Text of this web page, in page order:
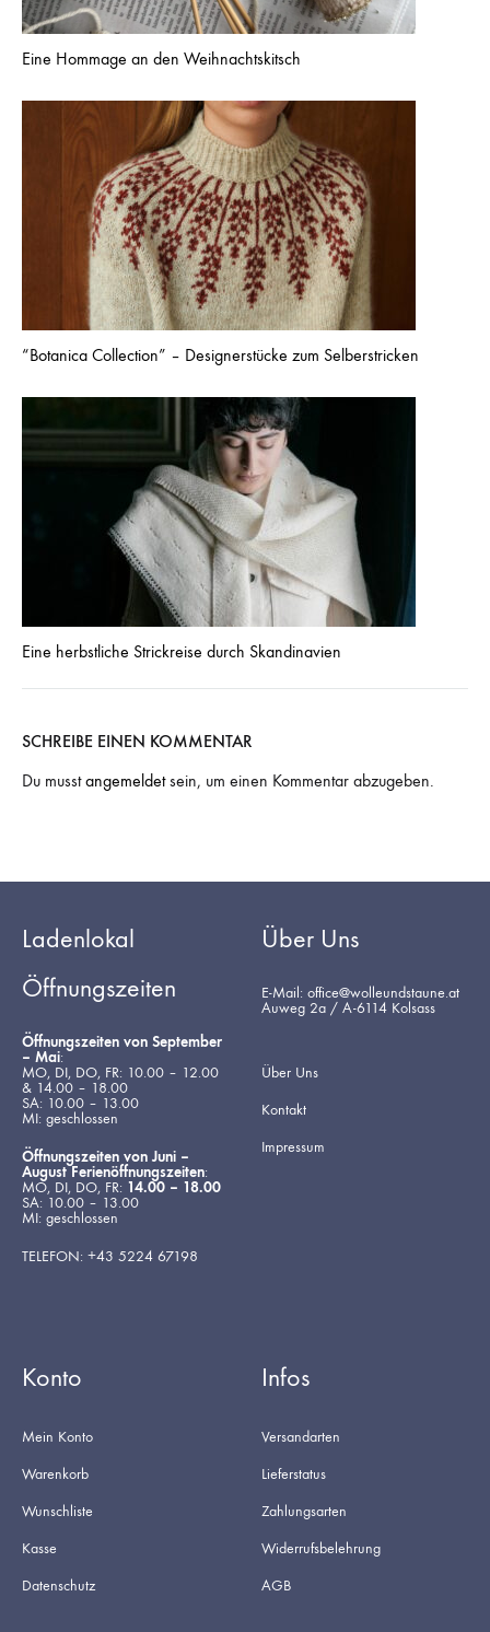
Eine Hommage an den Weihnachtskitsch
“Botanica Collection” – Designerstücke zum Selberstricken
Eine herbstliche Strickreise durch Skandinavien
SCHREIBE EINEN KOMMENTAR
Du musstangemeldetsein, um einen Kommentar abzugeben.
Ladenlokal
Öffnungszeiten
Öffnungszeiten von September
– Mai:
MO, DI, DO, FR: 10.00 – 12.00
& 14.00 – 18.00
SA: 10.00 – 13.00
MI: geschlossen
Öffnungszeiten von Juni –
August Ferienöffnungszeiten:
MO, DI, DO, FR: 14.00 – 18.00
SA: 10.00 – 13.00
MI: geschlossen
TELEFON: +43 5224 67198
Über Uns
E-Mail: office@wolleundstaune.at
Auweg 2a / A-6114 Kolsass
Über Uns
Kontakt
Impressum
Konto
Mein Konto
Warenkorb
Wunschliste
Kasse
Datenschutz
Infos
Versandarten
Lieferstatus
Zahlungsarten
Widerrufsbelehrung
AGB